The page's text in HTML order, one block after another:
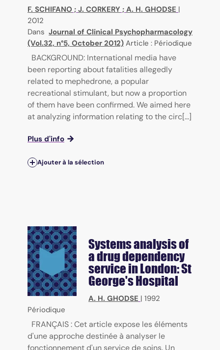
F. SCHIFANO ; J. CORKERY ; A. H. GHODSE |
2012
Dans Journal of Clinical Psychopharmacology
(Vol.32, n°5, October 2012) Article : Périodique
BACKGROUND: International media have
been reporting about fatalities allegedly
related to mephedrone, a popular
recreational stimulant, but now a proportion
of them have been confirmed. We aimed here
at analyzing information relating to the circ[...]
Plus d'info
Ajouter à la sélection
Systems analysis of
a drug dependency
service in London: St
George's Hospital
A. H. GHODSE | 1992
Périodique
FRANÇAIS : Cet article expose les éléments
d'une approche destinée à analyser le
fonctionnement d'un service de soins. Un